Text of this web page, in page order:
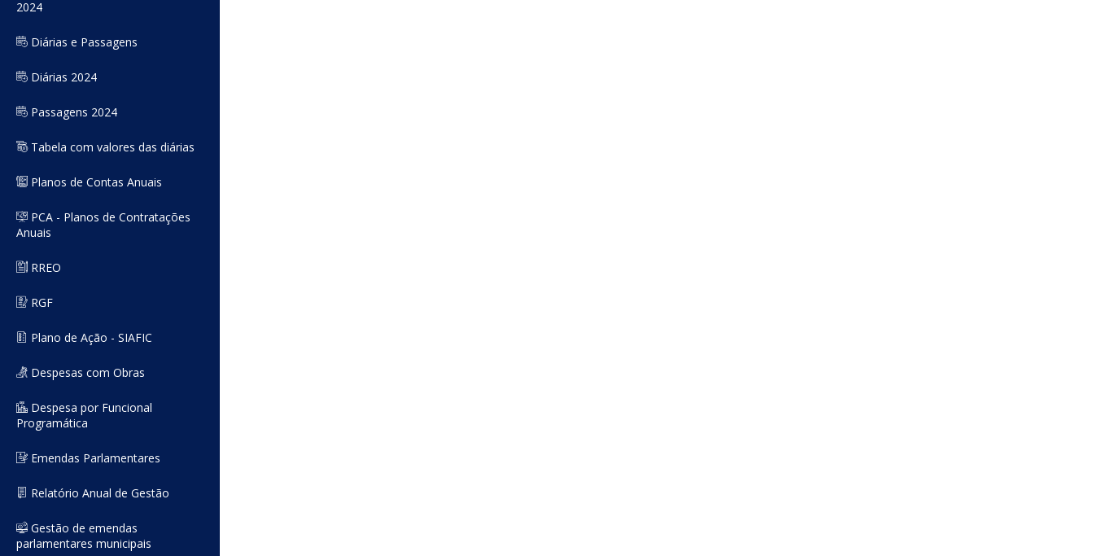
2024
Diárias e Passagens
Diárias 2024
Passagens 2024
Tabela com valores das diárias
Planos de Contas Anuais
PCA - Planos de Contratações
Anuais
RREO
RGF
Plano de Ação - SIAFIC
Despesas com Obras
Despesa por Funcional
Programática
Emendas Parlamentares
Relatório Anual de Gestão
Gestão de emendas
parlamentares municipais